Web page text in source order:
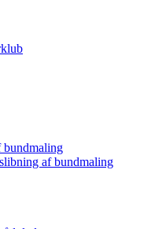
bundmaling
af bundmaling